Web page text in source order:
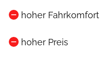
hoher Fahrkomfort
hoher Preis